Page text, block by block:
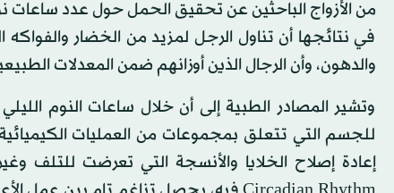
من الأزواج الباحثين عن تحقيق الحمل حول عدد ساعات
في نتائجها أن تناول الرجل لمزيد من الخضار والفواكه
والدهون، وأن الرجال الذين أوزانهم ضمن المعدلات
وتشير المصادر الطبية إلى أن خلال ساعات النوم
للجسم التي تتعلق بمجموعات من العمليات
إعادة إصلاح الخلايا والأنسجة التي تعرضت للتلف